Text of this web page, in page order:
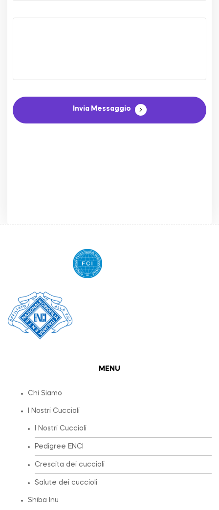
Invia Messaggio
MENU
Chi Siamo
I Nostri Cuccioli
I Nostri Cuccioli
Pedigree ENCI
Crescita dei cuccioli
Salute dei cuccioli
Shiba Inu